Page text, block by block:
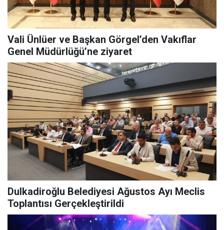
Vali Ünlüer ve Başkan Görgel’den Vakıflar
Genel Müdürlüğü’ne ziyaret
Dulkadiroğlu Belediyesi Ağustos Ayı Meclis
Toplantısı Gerçekleştirildi